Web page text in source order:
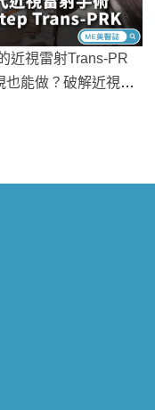
近視雷射Trans-PR
也能做？破解近視雷